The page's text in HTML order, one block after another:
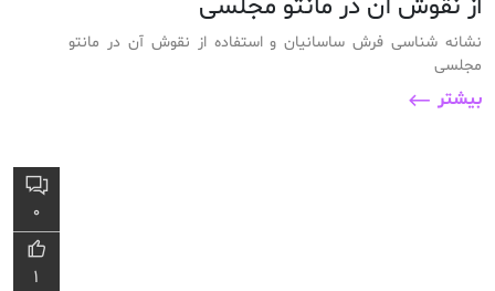
نشانه شناسی فرش ساسانیان و استفاده از نقوش آن در مانتو
مجلسی
بیشتر
0
1